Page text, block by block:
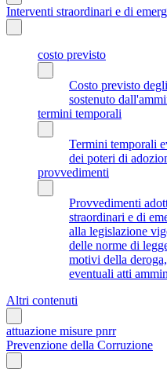
Interventi straordinari e di
costo previsto
Costo previsto
sostenuto
termini temporali
Termini temporali
dei poteri di
provvedimenti
Provvedimenti
straordinari e di
alla legislazione
delle norme di
motivi della
eventuali atti
Altri contenuti
attuazione misure pnrr
Prevenzione della Corruzione